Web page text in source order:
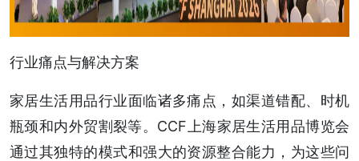
行业痛点与解决方案
家居生活用品行业面临诸多痛点，如渠道错配、时机
瓶颈和内外贸割裂等。CCF上海家居生活用品博览会
通过其独特的模式和强大的资源整合能力，为这些问